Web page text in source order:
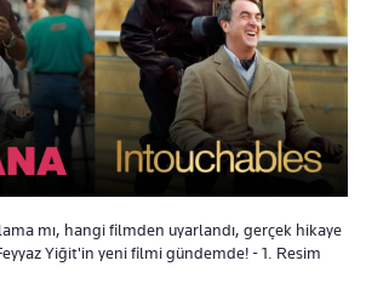
mı, hangi filmden uyarlandı, gerçek hikaye
Yiğit'in yeni filmi gündemde! - 1. Resim